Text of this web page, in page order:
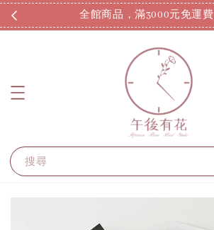
全館商品，滿3000元免運費
搜尋